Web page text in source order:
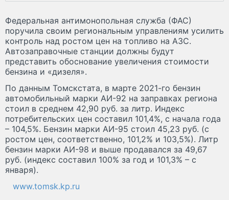
Федеральная антимонопольная служба (ФАС)
поручила своим региональным управлениям усилить
контроль над ростом цен на топливо на АЗС.
Автозаправочные станции должны будут
представить обоснование увеличения стоимости
бензина и «дизеля».
По данным Томскстата, в марте 2021-го бензин
автомобильный марки АИ-92 на заправках региона
стоил в среднем 42,90 руб. за литр. Индекс
потребительских цен составил 101,4%, с начала года
– 104,5%. Бензин марки АИ-95 стоил 45,23 руб. (с
ростом цен, соответственно, 101,2% и 103,5%). Литр
бензин марки АИ-98 и выше продавался за 49,67
руб. (индекс составил 100% за год и 101,3% – с
января).
www.tomsk.kp.ru